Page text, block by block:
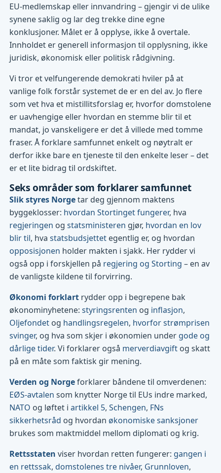
EU-medlemskap eller innvandring – gjengir vi de ulike
synene saklig og lar deg trekke dine egne
konklusjoner. Målet er å opplyse, ikke å overtale.
Innholdet er generell informasjon til opplysning, ikke
juridisk, økonomisk eller politisk rådgivning.
Vi tror et velfungerende demokrati hviler på at
vanlige folk forstår systemet de er en del av. Jo flere
som vet hva et mistillitsforslag er, hvorfor domstolene
er uavhengige eller hvordan en stemme blir til et
mandat, jo vanskeligere er det å villede med tomme
fraser. Å forklare samfunnet enkelt og nøytralt er
derfor ikke bare en tjeneste til den enkelte leser – det
er et lite bidrag til ordskiftet.
Seks områder som forklarer samfunnet
Slik styres Norgetar deg gjennom maktens
byggeklosser: hvordan Stortinget fungerer, hva
regjeringen ogstatsministeren gjør, hvordan en lov
blir til, hvastatsbudsjettet egentlig er, og hvordan
opposisjonen holder makten i sjakk. Her rydder vi
også opp i forskjellen på regjering og Storting – en av
de vanligste kildene til forvirring.
Økonomi forklart rydder opp i begrepene bak
økonominyhetene:styringsrenten og inflasjon,
Oljefondet og handlingsregelen, hvorfor strømprisen
svinger, og hva som skjer i økonomien under gode og
dårlige tider. Vi forklarer også merverdiavgift og skatt
på en måte som faktisk gir mening.
Verden og Norgeforklarer båndene til omverdenen:
EØS-avtalen som knytter Norge til EUs indre marked,
NATO og løftet iartikkel 5,Schengen, FNs
sikkerhetsråd og hvordan økonomiske sanksjoner
brukes som maktmiddel mellom diplomati og krig.
Rettsstaten viser hvordan retten fungerer: gangen i
en rettssak,domstolenes tre nivåer, Grunnloven,